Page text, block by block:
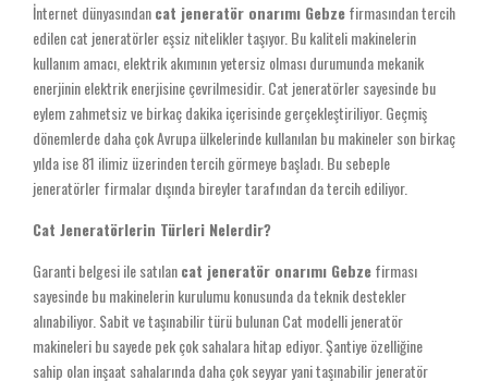
İnternet dünyasındancat jeneratör onarımı Gebzefirmasından tercih
edilen cat jeneratörler eşsiz nitelikler taşıyor. Bu kaliteli makinelerin
kullanım amacı, elektrik akımının yetersiz olması durumunda mekanik
enerjinin elektrik enerjisine çevrilmesidir. Cat jeneratörler sayesinde bu
eylem zahmetsiz ve birkaç dakika içerisinde gerçekleştiriliyor. Geçmiş
dönemlerde daha çok Avrupa ülkelerinde kullanılan bu makineler son birkaç
yılda ise 81 ilimiz üzerinden tercih görmeye başladı. Bu sebeple
jeneratörler firmalar dışında bireyler tarafından da tercih ediliyor.
Cat Jeneratörlerin Türleri Nelerdir?
Garanti belgesi ile satılancat jeneratör onarımı Gebzefirması
sayesinde bu makinelerin kurulumu konusunda da teknik destekler
alınabiliyor. Sabit ve taşınabilir türü bulunan Cat modelli jeneratör
makineleri bu sayede pek çok sahalara hitap ediyor. Şantiye özelliğine
sahip olan inşaat sahalarında daha çok seyyar yani taşınabilir jeneratör